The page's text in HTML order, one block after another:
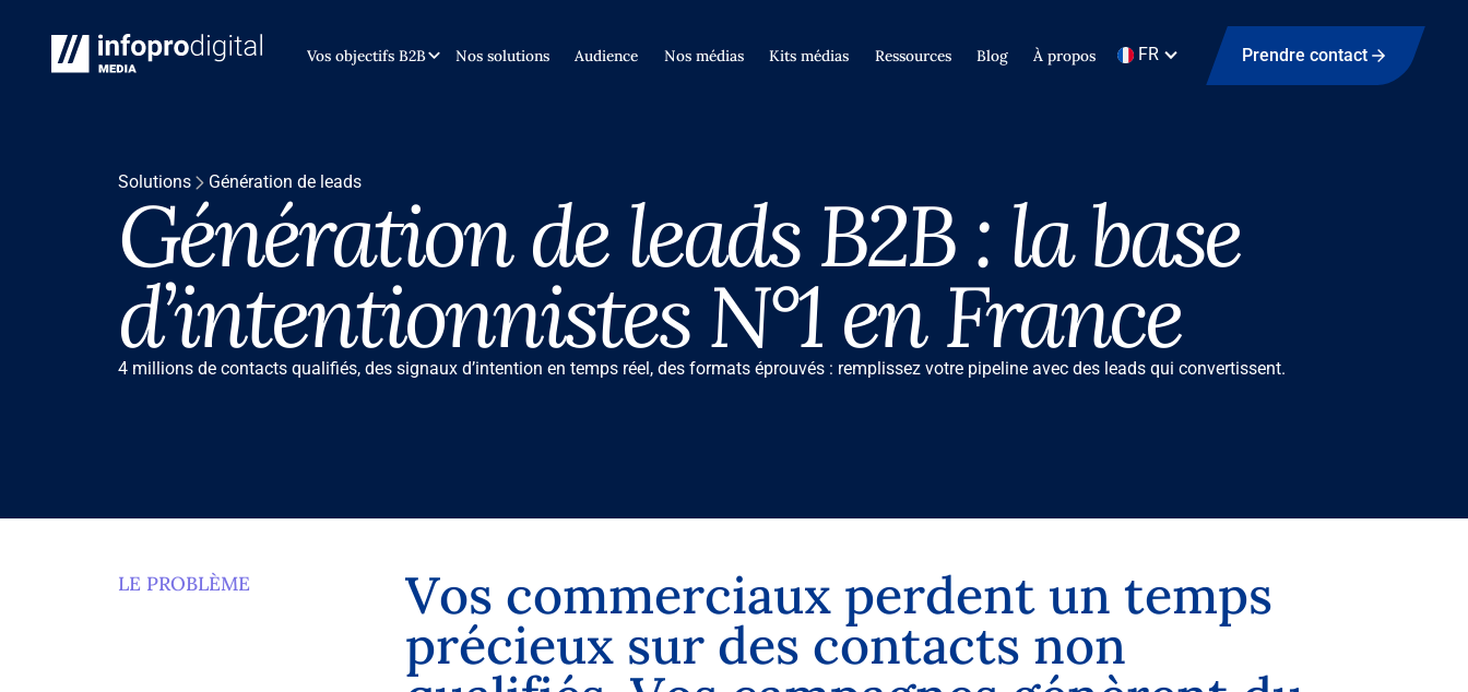
Vos objectifs B2B Nos solutions Audience Nos médias Kits médias Ressources Blog À propos FR Prendre contact
Solutions Génération de leads
Génération de leads B2B : la base
d’intentionnistes N°1 en France
4 millions de contacts qualifiés, des signaux d’intention en temps réel, des formats éprouvés : remplissez votre pipeline avec des leads qui convertissent.
INTRODUCTON
LE PROBLÈME Vos commerciaux perdent un temps
précieux sur des contacts non
INTRODUCTON